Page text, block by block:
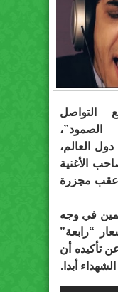
التواصل
الصمود”،
العالم،
الأغنية
عقب مجزرة
في وجه
“رابعة”
تأكيده أن
أبدا.